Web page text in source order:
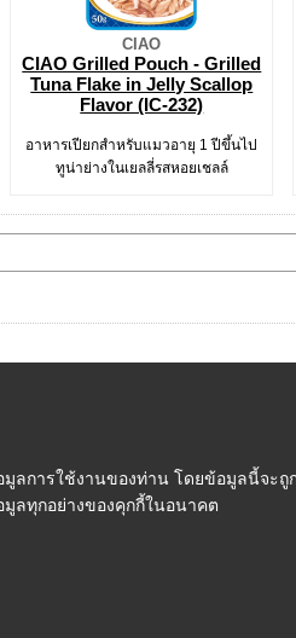
การใช้งานของท่าน โดยข้อมูลนี้จะ
ลทุกอย่างของคุกกี้ในอนาคต
CIAO
CIAO Grilled Pouch - Grilled
Tuna Flake in Jelly Scallop
Flavor (IC-232)
อาหารเปียกสำหรับแมวอายุ 1 ปีขึ้นไป
ทูน่าย่างในเยลลี่รสหอยเชลล์